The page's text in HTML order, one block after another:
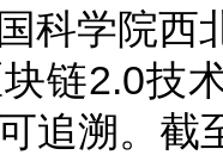
科学院西
链2.0技
追溯。截